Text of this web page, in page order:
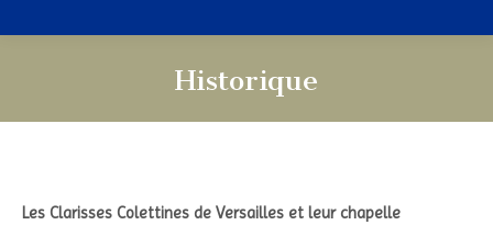
Historique
Les Clarisses Colettines de Versailles et leur chapelle